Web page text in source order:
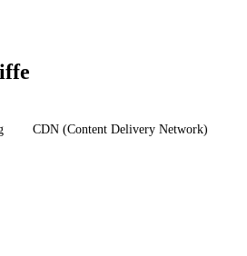
CDN (Content Delivery Network)